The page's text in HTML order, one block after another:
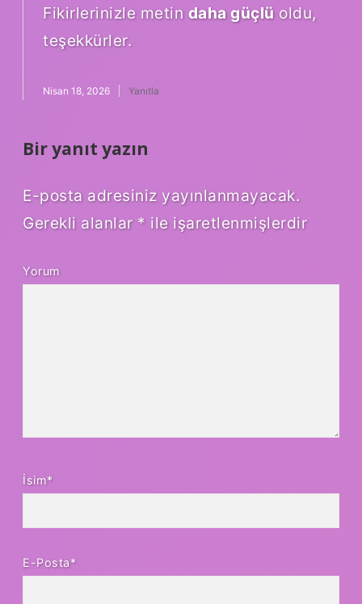
Fikirlerinizle metin daha güçlüoldu,
teşekkürler.
Nisan 18, 2026 Yanıtla
Bir yanıt yazın
E-posta adresiniz yayınlanmayacak.
Gerekli alanlar * ile işaretlenmişlerdir
Yorum
İsim*
E-Posta*